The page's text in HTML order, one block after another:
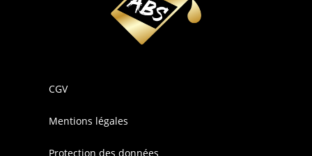
CGV
Mentions légales
Protection des données